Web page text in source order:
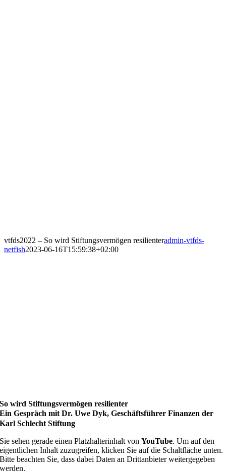
vtfds2022 – So wird Stiftungsvermögen resilienteradmin-vtfds-
netfish2023-06-16T15:59:38+02:00
So wird Stiftungsvermögen resilienter
Ein Gespräch mit Dr. Uwe Dyk, Geschäftsführer Finanzen der
Karl Schlecht Stiftung
Sie sehen gerade einen Platzhalterinhalt vonYouTube. Um auf den
eigentlichen Inhalt zuzugreifen, klicken Sie auf die Schaltfläche unten.
Bitte beachten Sie, dass dabei Daten an Drittanbieter weitergegeben
werden.